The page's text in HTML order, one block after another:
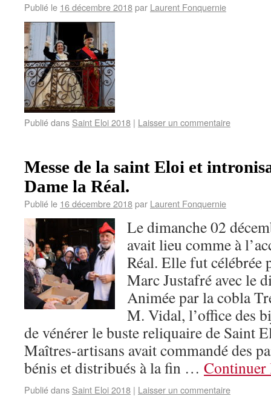
Publié le 16 décembre 2018par Laurent Fonquernie
Publié dans Saint Eloi 2018 | Laisser un commentaire
Messe de la saint Eloi et
Dame la Réal.
Publié le 16 décembre 2018par Laurent Fonquernie
Le dimanche 02
avait lieu comme à
Réal. Elle fut célébrée
Marc Justafré avec le
Animée par la cobla
M. Vidal, l’office des
de vénérer le buste reliquaire de Saint
Maîtres-artisans avait commandé des
bénis et distribués à la fin …
Publié dans Saint Eloi 2018 | Laisser un commentaire